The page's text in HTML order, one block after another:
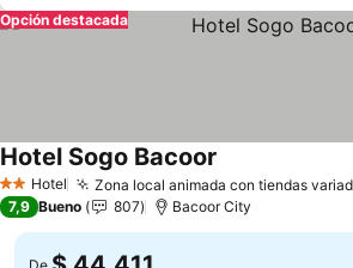
Opción destacada
2 Estrellas
Hotel Zona local animada con tiendas
Hotel Sogo Bacoor
7,9 Bueno 807 Bacoor City
De